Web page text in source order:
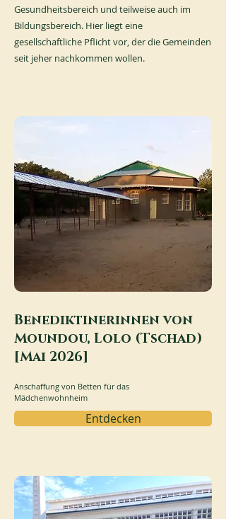
Gesundheitsbereich und teilweise auch im
Bildungsbereich. Hier liegt eine
gesellschaftliche Pflicht vor, der die Gemeinden
seit jeher nachkommen wollen.
Benediktinerinnen von
Moundou, Lolo (Tschad)
[Mai 2026]
Anschaffung von Betten für das
Mädchenwohnheim
Entdecken